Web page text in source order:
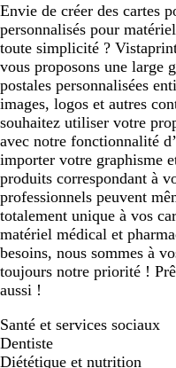
Envie de créer des cartes
personnalisés pour
toute simplicité ?
vous proposons une large
postales personnalisées
images, logos et autres
souhaitez utiliser votre
avec notre fonctionnalité
importer votre graphisme
produits correspondant à
professionnels peuvent
totalement unique à vos
matériel médical et
besoins, nous sommes à
toujours notre priorité !
aussi !
Santé et services sociaux
Dentiste
Diététique et nutrition